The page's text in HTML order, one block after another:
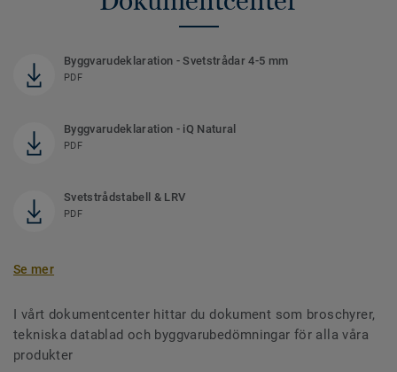
Byggvarudeklaration - Svetstrådar 4-5 mm
PDF
Byggvarudeklaration - iQ Natural
PDF
Svetstrådstabell & LRV
PDF
Se mer
I vårt dokumentcenter hittar du dokument som broschyrer,
tekniska datablad och byggvarubedömningar för alla våra
produkter